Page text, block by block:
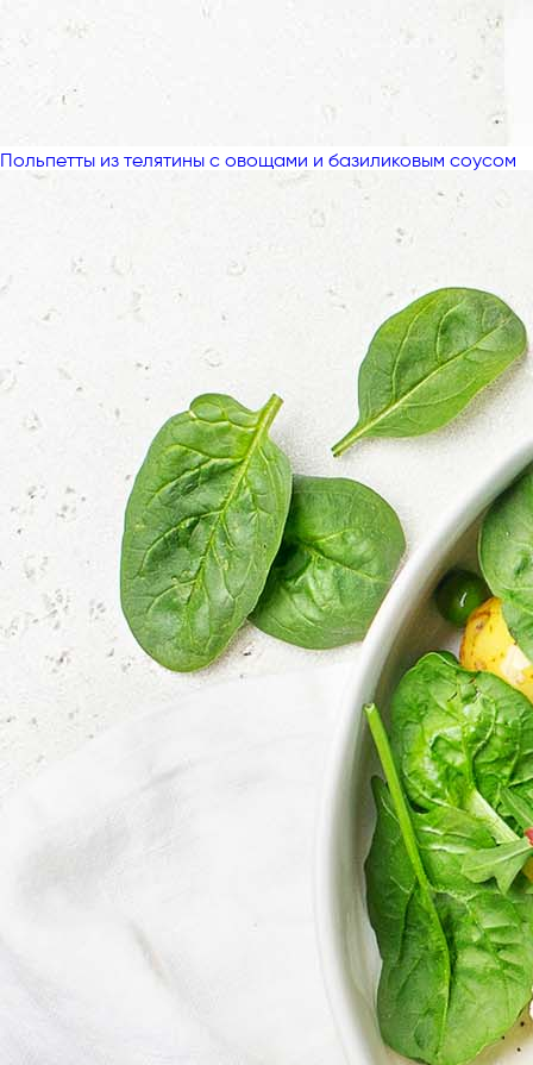
Польпетты из телятины с овощами и базиликовым соусом